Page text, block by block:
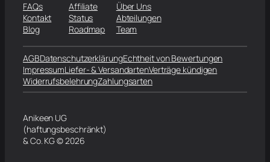
FAQs
Kontakt
Blog
Affiliate
Status
Roadmap
Über Uns
Abteilungen
Team
AGBDatenschutzerklärungEchtheit von Bewertungen
ImpressumLiefer- & VersandartenVerträge kündigen
WiderrufsbelehrungZahlungsarten
Anikeen UG
(haftungsbeschränkt)
& Co. KG © 2026